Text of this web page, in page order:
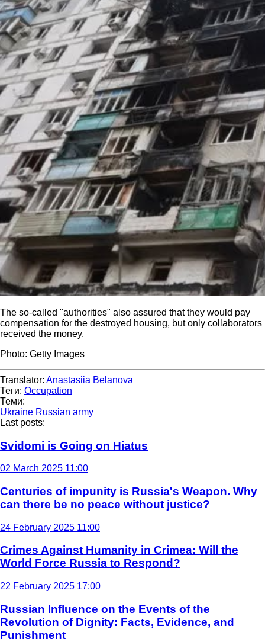
The so-called "authorities" also assured that they would pay
compensation for the destroyed housing, but only collaborators
received the money.
Photo: Getty Images
Translator: Anastasiia Belanova
Теги: Occupation
Теми:
Ukraine Russian army
Last posts:
Svidomi is Going on Hiatus
02 March 2025 11:00
Centuries of impunity is Russia's Weapon. Why
can there be no peace without justice?
24 February 2025 11:00
Crimes Against Humanity in Crimea: Will the
World Force Russia to Respond?
22 February 2025 17:00
Russian Influence on the Events of the
Revolution of Dignity: Facts, Evidence, and
Punishment